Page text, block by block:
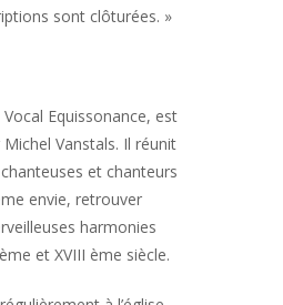
sont clôturées. »
Vocal Equissonance, est
Vanstals. Il réunit
et chanteurs
envie, retrouver
harmonies
et XVIII ème siècle.